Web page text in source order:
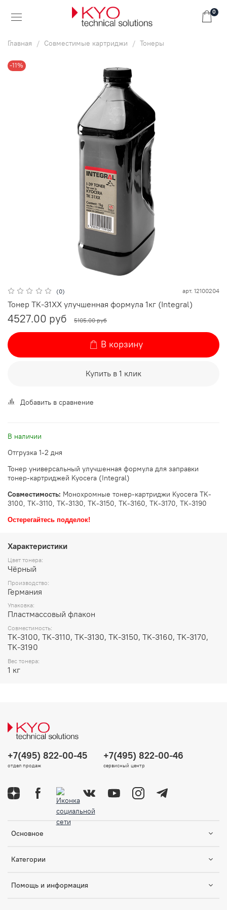
0
Главная Совместимые картриджи Тонеры
-11%
(0) арт. 12100204
Тонер TK-31XX улучшенная формула 1кг (Integral)
4527.00 руб 5105.00 руб
В корзину
Купить в 1 клик
Добавить в сравнение
В наличии
Отгрузка 1-2 дня
Тонер универсальный улучшенная формула для заправки
тонер-картриджей Kyocera (Integral)
Совместимость: Монохромные тонер-картриджи Kyocera TK-
3100, TK-3110, TK-3130, TK-3150, TK-3160, TK-3170, TK-3190
Остерегайтесь подделок!
Характеристики
Цвет тонера:
Чёрный
Производство:
Германия
Упаковка:
Пластмассовый флакон
Совместимость:
TK-3100, TK-3110, TK-3130, TK-3150, TK-3160, TK-3170,
TK-3190
Вес тонера:
1 кг
Основное
Категории
Помощь и информация
+7(495) 822-00-45
отдел продаж
+7(495) 822-00-46
сервисный центр